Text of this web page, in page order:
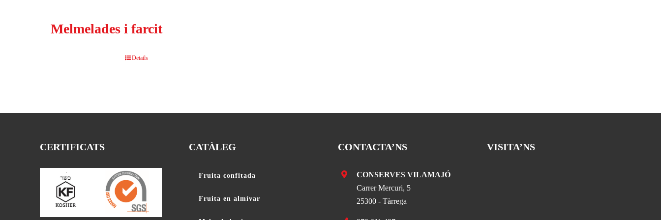
Melmelades i farcit
Details
CERTIFICATS CATÀLEG
Fruita confitada
Fruita en almívar
CONTACTA’NS
CONSERVES VILAMAJÓ
Carrer Mercuri, 5
25300 - Tàrrega
VISITA’NS